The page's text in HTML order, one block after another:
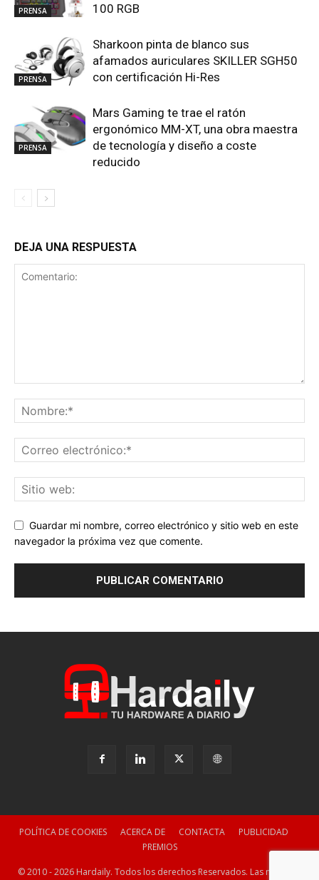
PRENSA
100 RGB
PRENSA
Sharkoon pinta de blanco sus
afamados auriculares SKILLER SGH50
con certificación Hi-Res
PRENSA
Mars Gaming te trae el ratón
ergonómico MM-XT, una obra maestra
de tecnología y diseño a coste
reducido
DEJA UNA RESPUESTA
Guardar mi nombre, correo electrónico y sitio web en este
navegador la próxima vez que comente.
POLÍTICA DE COOKIES ACERCA DE CONTACTA
PUBLICIDAD
PREMIOS
© 2010 - 2026 Hardaily. Todos los derechos Reservados. Las marcas y